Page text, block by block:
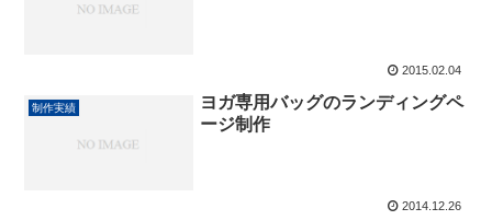
2015.02.04
制作実績
ヨガ専用バッグのランディングペ
ージ制作
2014.12.26